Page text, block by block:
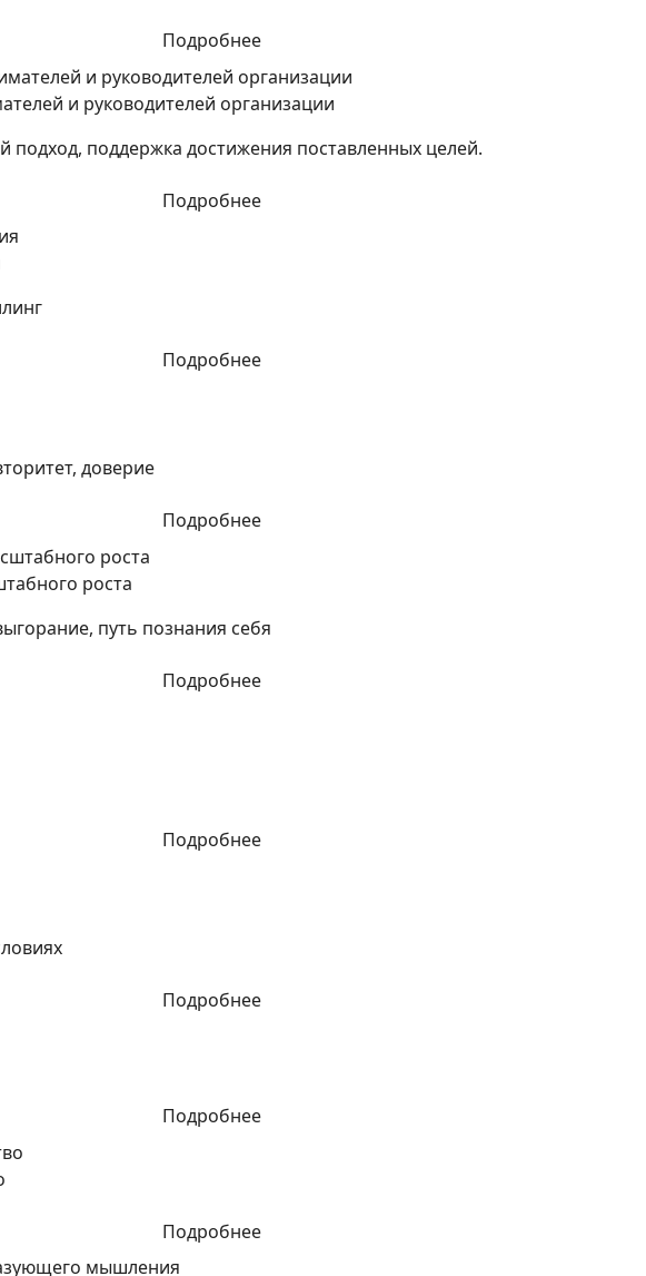
Подробнее
и руководителей организации
поддержка достижения поставленных целей.
Подробнее
Подробнее
доверие
Подробнее
роста
путь познания себя
Подробнее
Подробнее
Подробнее
Подробнее
Подробнее